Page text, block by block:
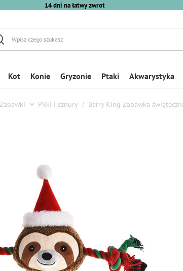
14 dni na łatwy zwrot
Kot Konie Gryzonie Ptaki Akwarystyka
Zabawki Piłki i sznury Barry King Zabawka